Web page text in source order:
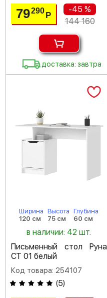
79290 Р
-45 %
144 160
доставка: завтра
Ширина
120 см
Высота
75 см
Глубина
60 см
в наличии: 42 шт.
Письменный стол Руна
СТ 01 белый
Код товара: 254107
(5)